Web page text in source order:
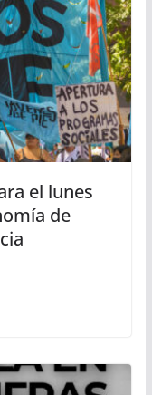
el lunes
de